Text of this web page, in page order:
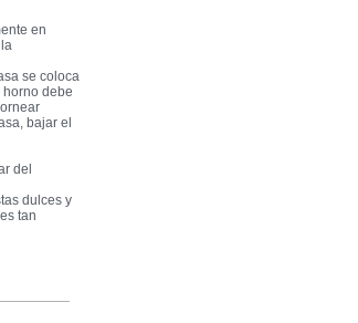
en
se coloca
debe
bajar el
del
dulces y
tan